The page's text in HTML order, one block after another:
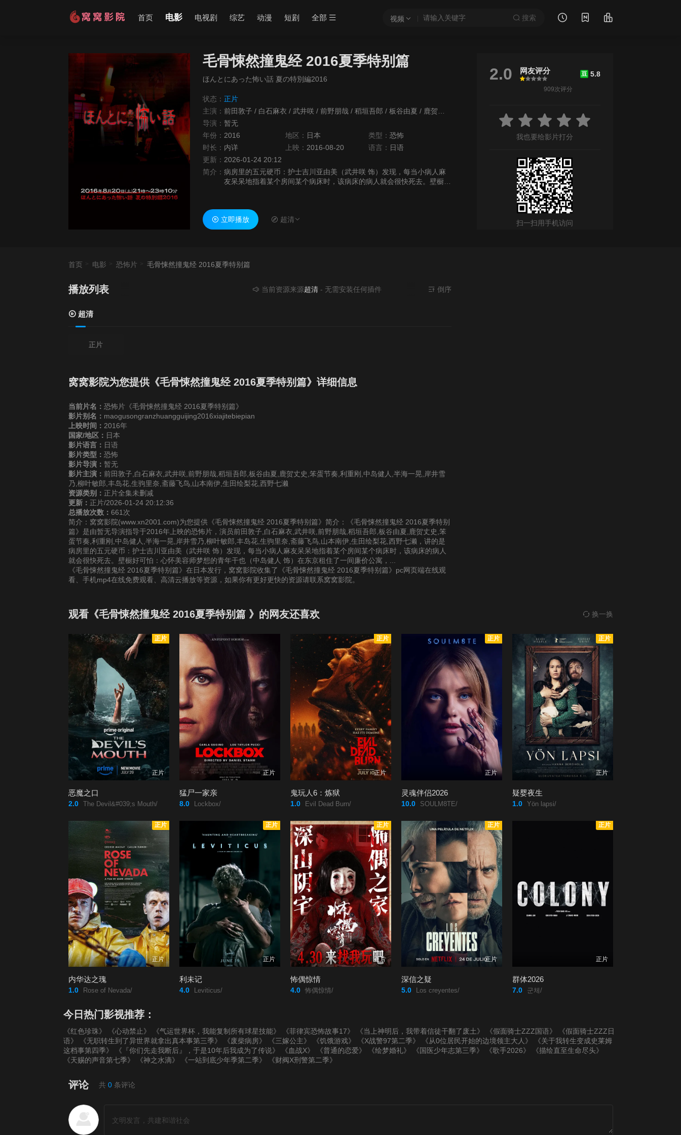
视频 搜索
首页 电影 电视剧 综艺 动漫 短剧 全部
毛骨悚然撞鬼经 2016夏季特别篇
ほんとにあった怖い話 夏の特別編2016
状态： 正片
主演： 前田敦子 / 白石麻衣 / 武井咲 / 前野朋哉 / 稻垣吾郎 / 板谷由夏 / 鹿贺丈史
导演： 暂无
年份： 2016 地区： 日本 类型： 恐怖
时长： 内详 上映： 2016-08-20 语言： 日语
更新： 2026-01-24 20:12
简介： 病房里的五元硬币：护士吉川亚由美（武井咲 饰）发现，每当小病人麻
友呆呆地指着某个房间某个病床时，该病床的病人就会很快死去。壁橱好
立即播放 超清
2.0 网友评分
很差
较差还行推荐力荐
豆 5.8
909次评分
我也要给影片打分
扫一扫用手机访问
首页 电影 恐怖片 毛骨悚然撞鬼经 2016夏季特别篇
播放列表 当前资源来源超清- 无需安装任何插件 倒序
超清
正片
窝窝影院为您提供《毛骨悚然撞鬼经 2016夏季特别篇》详细信息
当前片名： 恐怖片《毛骨悚然撞鬼经 2016夏季特别篇》
影片别名： maogusongranzhuangguijing2016xiajitebiepian
上映时间： 2016年
国家/地区： 日本
影片语言： 日语
影片类型： 恐怖
影片导演： 暂无
影片主演： 前田敦子,白石麻衣,武井咲,前野朋哉,稻垣吾郎,板谷由夏,鹿贺丈史,笨蛋节奏,利重刚,中岛健人,半海一晃,岸井雪
乃,柳叶敏郎,丰岛花,生驹里奈,斋藤飞鸟,山本南伊,生田绘梨花,西野七濑
资源类别： 正片全集未删减
更新： 正片/2026-01-24 20:12:36
总播放次数： 661次
简介：窝窝影院(www.xn2001.com)为您提供《毛骨悚然撞鬼经 2016夏季特别篇》简介：《毛骨悚然撞鬼经 2016夏季特别
篇》是由暂无导演指导于2016年上映的恐怖片，演员前田敦子,白石麻衣,武井咲,前野朋哉,稻垣吾郎,板谷由夏,鹿贺丈史,笨
蛋节奏,利重刚,中岛健人,半海一晃,岸井雪乃,柳叶敏郎,丰岛花,生驹里奈,斋藤飞鸟,山本南伊,生田绘梨花,西野七濑，讲的是
病房里的五元硬币：护士吉川亚由美（武井咲 饰）发现，每当小病人麻友呆呆地指着某个房间某个病床时，该病床的病人
就会很快死去。壁橱好可怕：心怀美容师梦想的青年干也（中岛健人 饰）在东京租住了一间廉价公寓，...
《毛骨悚然撞鬼经 2016夏季特别篇》在日本发行，窝窝影院收集了《毛骨悚然撞鬼经 2016夏季特别篇》pc网页端在线观
看、手机mp4在线免费观看、高清云播放等资源，如果你有更好更快的资源请联系窝窝影院。
观看《毛骨悚然撞鬼经 2016夏季特别篇 》的网友还喜欢 换一换
正片
正片
恶魔之口
2.0 The Devil&#039;s Mouth/
正片
猛尸一家亲
8.0 Lockbox/
正片
正片
鬼玩人6：炼狱
1.0 Evil Dead Burn/
正片
正片
灵魂伴侣2026
10.0 SOULM8TE/
正片
正片
疑婴夜生
1.0 Yön lapsi/
正片
正片
内华达之瑰
1.0 Rose of Nevada/
正片
正片
利未记
4.0 Leviticus/
正片
正片
怖偶惊情
4.0 怖偶惊情/
正片
正片
深信之疑
5.0 Los creyentes/
正片
正片
群体2026
7.0 군체/
今日热门影视推荐：
《红色珍珠》 《心动禁止》 《气运世界杯，我能复制所有球星技能》 《菲律宾恐怖故事17》 《当上神明后，我带着信徒干翻了废土》 《假面骑士ZZZ国语》
《假面骑士ZZZ日
语》
《无职转生到了异世界就拿出真本事第三季》 《废柴病房》 《三嫁公主》 《饥饿游戏》 《X战警97第二季》 《从0位居民开始的边境领主大人》
《关于我转生变成史莱姆
这档事第四季》
《『你们先走我断后』，于是10年后我成为了传说》 《血战X》 《普通的恋爱》 《绘梦婚礼》 《国医少年志第三季》 《歌手2026》
《描绘直至生命尽头》
《天赐的声音第七季》
《神之水滴》 《一站到底少年季第二季》 《财阀X刑警第二季》
评论 共 0条评论